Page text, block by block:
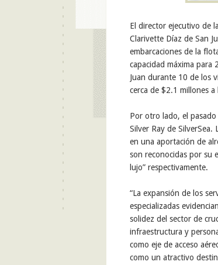
El director ejecutivo de
Clarivette Díaz de San
embarcaciones de la
capacidad máxima para
Juan durante 10 de los
cerca de $2.1 millones a
Por otro lado, el
Silver Ray de SilverSea.
en una aportación de
son reconocidas por su
lujo” respectivamente.
“La expansión de los
especializadas
solidez del sector de
infraestructura y
como eje de acceso
como un atractivo